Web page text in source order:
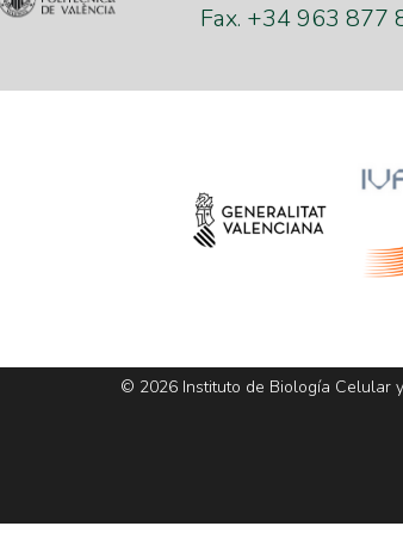
Fax. +34 963 877
© 2026 Instituto de Biología Celular